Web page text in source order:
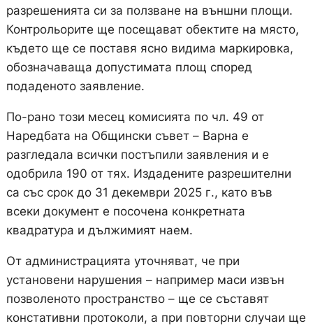
разрешенията си за ползване на външни площи.
Контрольорите ще посещават обектите на място,
където ще се поставя ясно видима маркировка,
обозначаваща допустимата площ според
подаденото заявление.
По-рано този месец комисията по чл. 49 от
Наредбата на Общински съвет – Варна е
разгледала всички постъпили заявления и е
одобрила 190 от тях. Издадените разрешителни
са със срок до 31 декември 2025 г., като във
всеки документ е посочена конкретната
квадратура и дължимият наем.
От администрацията уточняват, че при
установени нарушения – например маси извън
позволеното пространство – ще се съставят
констативни протоколи, а при повторни случаи ще